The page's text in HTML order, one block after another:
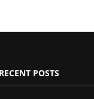
RECENT POSTS